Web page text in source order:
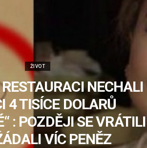
ŽIVOT
NECHALI
4 TISÍCE DOLARŮ
: POZDĚJI SE VRÁTILI
VÍC PENĚZ